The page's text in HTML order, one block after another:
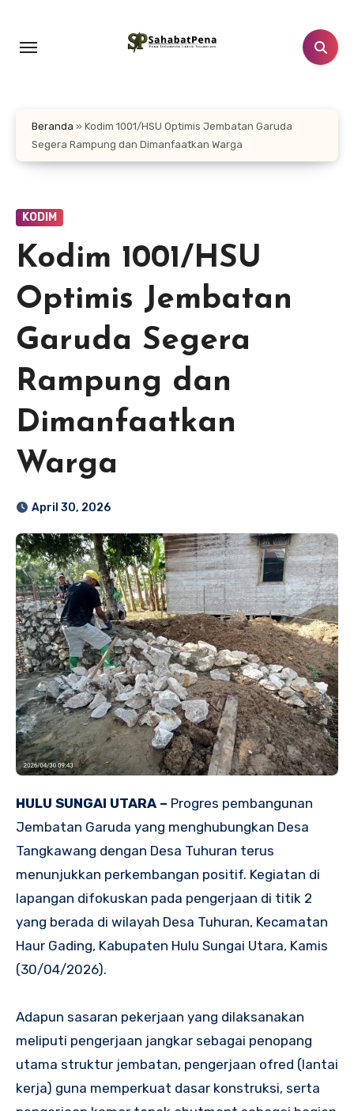
konten
Beranda » Kodim 1001/HSU Optimis Jembatan Garuda
Segera Rampung dan Dimanfaatkan Warga
KODIM
Kodim 1001/HSU
Optimis Jembatan
Garuda Segera
Rampung dan
Dimanfaatkan
Warga
April 30, 2026
HULU SUNGAI UTARA – Progres pembangunan
Jembatan Garuda yang menghubungkan Desa
Tangkawang dengan Desa Tuhuran terus
menunjukkan perkembangan positif. Kegiatan di
lapangan difokuskan pada pengerjaan di titik 2
yang berada di wilayah Desa Tuhuran, Kecamatan
Haur Gading, Kabupaten Hulu Sungai Utara, Kamis
(30/04/2026).
Adapun sasaran pekerjaan yang dilaksanakan
meliputi pengerjaan jangkar sebagai penopang
utama struktur jembatan, pengerjaan ofred (lantai
kerja) guna memperkuat dasar konstruksi, serta